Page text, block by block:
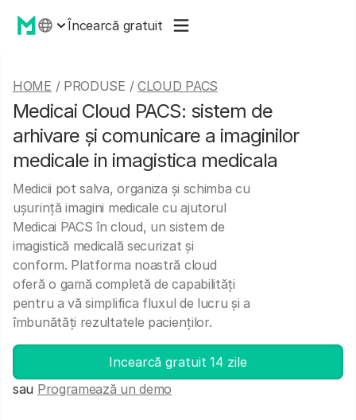
Încearcă gratuit
HOME / PRODUSE / CLOUD PACS
Medicai Cloud PACS: sistem de
arhivare și comunicare a imaginilor
medicale in imagistica medicala
Medicii pot salva, organiza și schimba cu
ușurință imagini medicale cu ajutorul
Medicai PACS în cloud, un sistem de
imagistică medicală securizat și
conform. Platforma noastră cloud
oferă o gamă completă de capabilități
pentru a vă simplifica fluxul de lucru și a
îmbunătăți rezultatele pacienților.
Incearcă gratuit 14 zile
sau Programează un demo